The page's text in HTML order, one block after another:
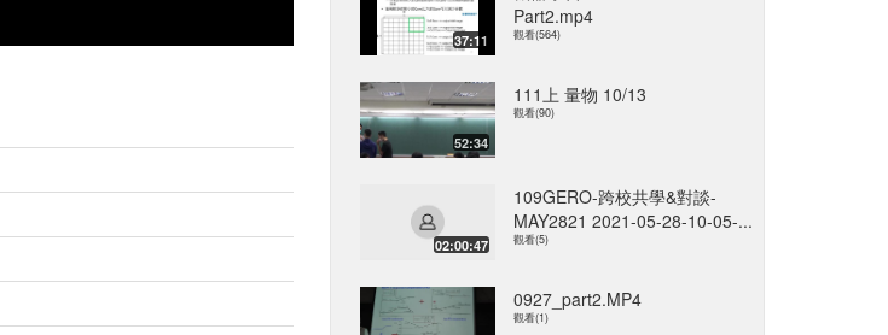
37:11
Part2.mp4
觀看(564)
52:34
111上 量物 10/13
觀看(90)
02:00:47
109GERO-跨校共學&對談-
MAY2821 2021-05-28-10-05-...
觀看(5)
0927_part2.MP4
觀看(1)